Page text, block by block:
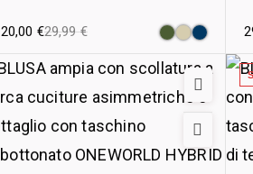
29,99€
20,00 €